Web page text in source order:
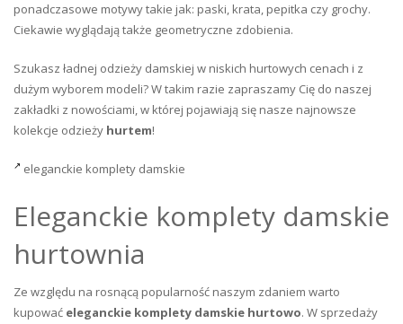
ponadczasowe motywy takie jak: paski, krata, pepitka czy grochy.
Ciekawie wyglądają także geometryczne zdobienia.
Szukasz ładnej odzieży damskiej w niskich hurtowych cenach i z
dużym wyborem modeli? W takim razie zapraszamy Cię do naszej
zakładki z nowościami, w której pojawiają się nasze najnowsze
kolekcje odzieży hurtem!
eleganckie komplety damskie
Eleganckie komplety damskie
hurtownia
Ze względu na rosnącą popularność naszym zdaniem warto
kupować eleganckie komplety damskie hurtowo. W sprzedaży